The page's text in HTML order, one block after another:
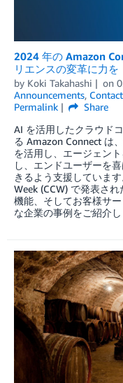
2024 年の Amazon
リエンスの変革に力を
by Koki Takahashi on
Announcements,
Permalink
Share
AI を活用したクラウド
る Amazon Connect は
を活用し、エージェン
し、エンドユーザーを
きるよう支援していま
Week (CCW) で発表さ
機能、そしてお客様サ
な企業の事例をご紹介し